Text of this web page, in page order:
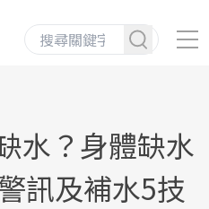
水？身體缺水
訊及補水5技